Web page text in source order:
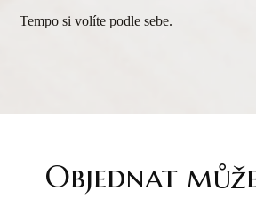
Tempo si volíte podle sebe.
Objednat